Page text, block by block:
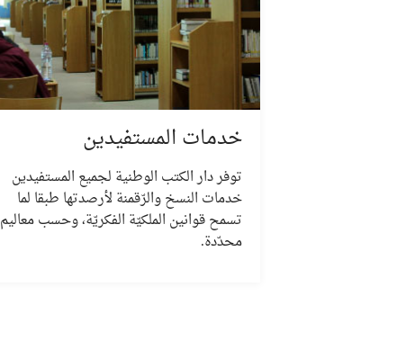
خدمات المستفيدين
توفر دار الكتب الوطنية لجميع المستفيدين
خدمات النسخ والرّقمنة لأرصدتها طبقا لما
تسمح قوانين الملكيّة الفكريّة، وحسب معاليم
محدّدة.